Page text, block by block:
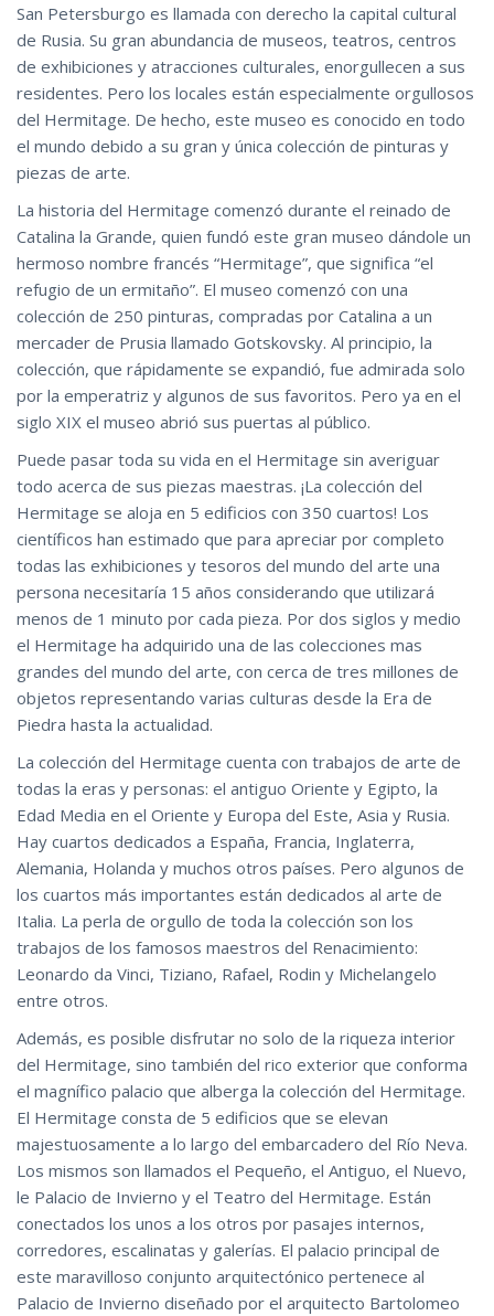
San Petersburgo es llamada con derecho la capital cultural
de Rusia. Su gran abundancia de museos, teatros, centros
de exhibiciones y atracciones culturales, enorgullecen a sus
residentes. Pero los locales están especialmente orgullosos
del Hermitage. De hecho, este museo es conocido en todo
el mundo debido a su gran y única colección de pinturas y
piezas de arte.
La historia del Hermitage comenzó durante el reinado de
Catalina la Grande, quien fundó este gran museo dándole un
hermoso nombre francés “Hermitage”, que significa “el
refugio de un ermitaño”. El museo comenzó con una
colección de 250 pinturas, compradas por Catalina a un
mercader de Prusia llamado Gotskovsky. Al principio, la
colección, que rápidamente se expandió, fue admirada solo
por la emperatriz y algunos de sus favoritos. Pero ya en el
siglo XIX el museo abrió sus puertas al público.
Puede pasar toda su vida en el Hermitage sin averiguar
todo acerca de sus piezas maestras. ¡La colección del
Hermitage se aloja en 5 edificios con 350 cuartos! Los
científicos han estimado que para apreciar por completo
todas las exhibiciones y tesoros del mundo del arte una
persona necesitaría 15 años considerando que utilizará
menos de 1 minuto por cada pieza. Por dos siglos y medio
el Hermitage ha adquirido una de las colecciones mas
grandes del mundo del arte, con cerca de tres millones de
objetos representando varias culturas desde la Era de
Piedra hasta la actualidad.
La colección del Hermitage cuenta con trabajos de arte de
todas la eras y personas: el antiguo Oriente y Egipto, la
Edad Media en el Oriente y Europa del Este, Asia y Rusia.
Hay cuartos dedicados a España, Francia, Inglaterra,
Alemania, Holanda y muchos otros países. Pero algunos de
los cuartos más importantes están dedicados al arte de
Italia. La perla de orgullo de toda la colección son los
trabajos de los famosos maestros del Renacimiento:
Leonardo da Vinci, Tiziano, Rafael, Rodin y Michelangelo
entre otros.
Además, es posible disfrutar no solo de la riqueza interior
del Hermitage, sino también del rico exterior que conforma
el magnífico palacio que alberga la colección del Hermitage.
El Hermitage consta de 5 edificios que se elevan
majestuosamente a lo largo del embarcadero del Río Neva.
Los mismos son llamados el Pequeño, el Antiguo, el Nuevo,
le Palacio de Invierno y el Teatro del Hermitage. Están
conectados los unos a los otros por pasajes internos,
corredores, escalinatas y galerías. El palacio principal de
este maravilloso conjunto arquitectónico pertenece al
Palacio de Invierno diseñado por el arquitecto Bartolomeo